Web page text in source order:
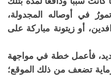
في أوصاله المجدولة،
أو زيتونة مباركة على
فأعمل خطة في مواجهة
تضعف من ذلك الموقع؛